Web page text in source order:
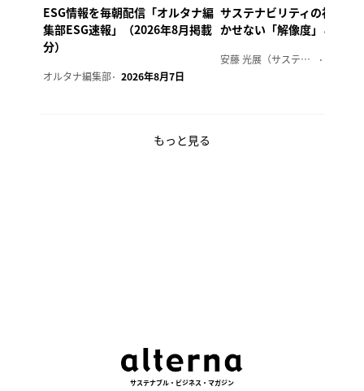
ESG情報を毎朝配信「オルタナ編
集部ESG速報」（2026年8月掲載
分）
オルタナ編集部 2026年8月7日
サステナビリティの社内浸
かせない「解像度」とは
安藤 光展（サステナビリティ・コンサルタント）
もっと見る
サステナブル・ビジネス・マガジン